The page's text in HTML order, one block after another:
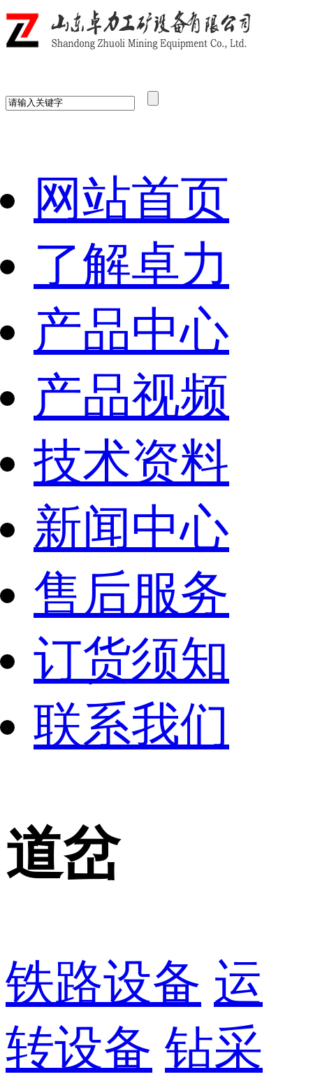
网站首页
了解卓力
产品中心
产品视频
技术资料
新闻中心
售后服务
订货须知
联系我们
道岔
铁路设备 运
转设备 钻采